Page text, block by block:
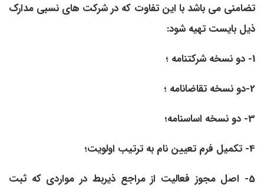
تضامنی می ­باشد با این تفاوت که در شرکت­ های نسبی مدارک
ذیل بایست تهیه شود:
1- دو نسخه شرکتنامه­ ؛
2-دو نسخه تقاضانامه­ ؛
3- دو نسخه اساسنامه؛
4- تکمیل فرم تعیین نام به ترتیب اولویت؛
5- اصل مجوز فعالیت از مراجع ذی­ربط در مواردی که ثبت